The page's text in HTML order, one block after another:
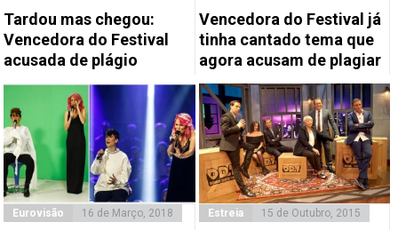
Tardou mas chegou:
Vencedora do Festival
acusada de plágio
Vencedora do Festival já
tinha cantado tema que
agora acusam de plagiar
Eurovisão 16 de Março, 2018 Estreia 15 de Outubro, 2015